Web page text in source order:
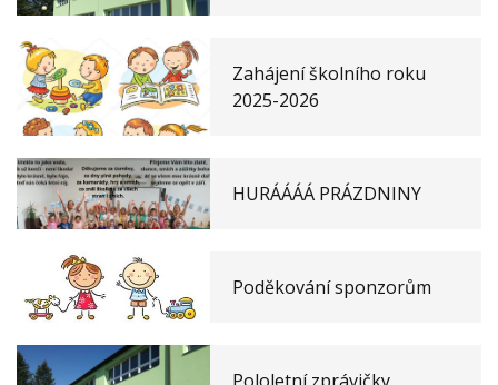
Zahájení školního roku
2025-2026
HURÁÁÁÁ PRÁZDNINY
Poděkování sponzorům